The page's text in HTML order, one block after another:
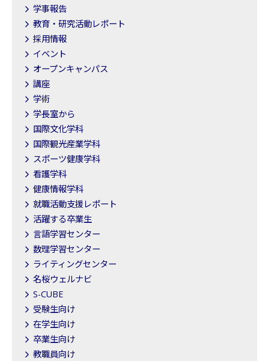
学事報告
教育・研究活動レポート
採用情報
イベント
オープンキャンパス
講座
学術
学長室から
国際文化学科
国際観光産業学科
スポーツ健康学科
看護学科
健康情報学科
就職活動支援レポート
活躍する卒業生
言語学習センター
数理学習センター
ライティングセンター
名桜ウェルナビ
S-CUBE
受験生向け
在学生向け
卒業生向け
教職員向け